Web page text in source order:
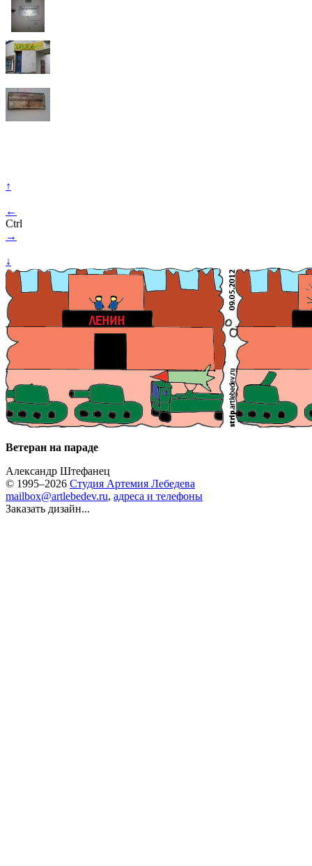
↑
←
Ctrl
→
↓
Ветеран на параде
Александр Штефанец
© 1995–2026 Студия Артемия Лебедева
mailbox@artlebedev.ru, адреса и телефоны
Заказать дизайн...